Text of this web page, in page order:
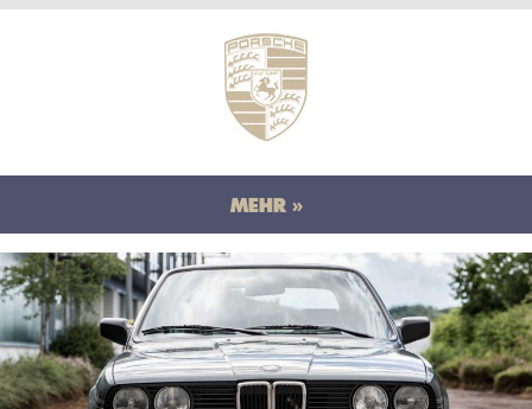
MEHR »